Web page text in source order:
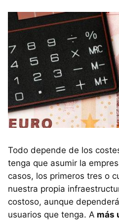
Todo depende de los
tenga que asumir la
casos, los primeros tres o
nuestra propia
costoso, aunque
usuarios que tenga. A más